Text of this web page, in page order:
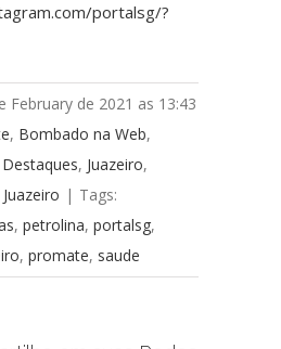
portalsg/?
February de 2021 as 13:43
, Bombado na Web,
Destaques, Juazeiro,
| Tags:
,petrolina,portalsg,
,promate, saude